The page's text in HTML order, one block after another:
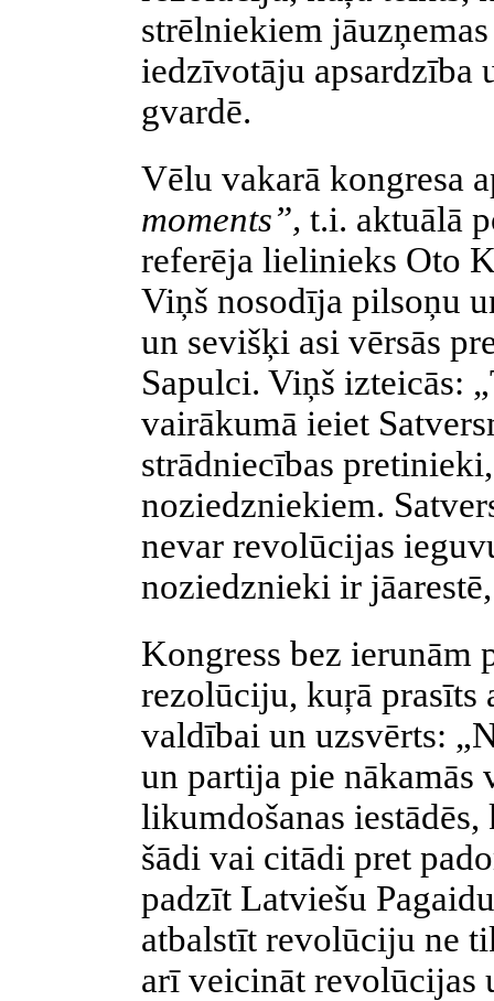
strēlniekiem
iedzīvotāju apsardzība
gvardē.
Vēlu vakarā kongresa
moments”, t.i. aktuālā
referēja lielinieks Oto
Viņš nosodīja pilsoņu
un sevišķi asi vērsās
Sapulci. Viņš izteicās:
vairākumā ieiet
strādniecības
noziedzniekiem.
nevar revolūcijas
noziedznieki ir
Kongress bez ierunām
rezolūciju, kuŗā prasīts
valdībai un uzsvērts:
un partija pie nākamās
likumdošanas
šādi vai citādi pret
padzīt Latviešu
atbalstīt revolūciju ne
arī veicināt revolūcijas